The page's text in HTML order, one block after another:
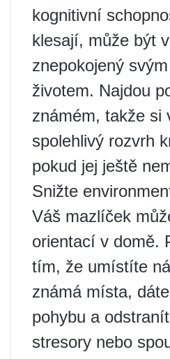
kognitivní
klesají, může být
znepokojený
životem. Najdou
známém, takže si
spolehlivý rozvrh
pokud jej ještě
Snižte
Váš mazlíček
orientací v domě.
tím, že umístíte
známá místa,
pohybu a
stresory nebo